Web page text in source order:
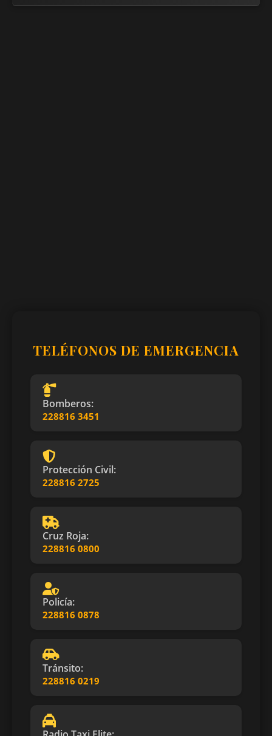
TELÉFONOS DE EMERGENCIA
Bomberos:
228816 3451
Protección Civil:
228816 2725
Cruz Roja:
228816 0800
Policía:
228816 0878
Tránsito:
228816 0219